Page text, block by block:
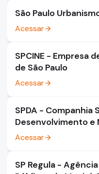
São Paulo
Acessararrow_forward
SPCINE - Empresa
de São Paulo
Acessararrow_forward
SPDA - Companhia
Desenvolvimento e
Acessararrow_forward
SP Regula -